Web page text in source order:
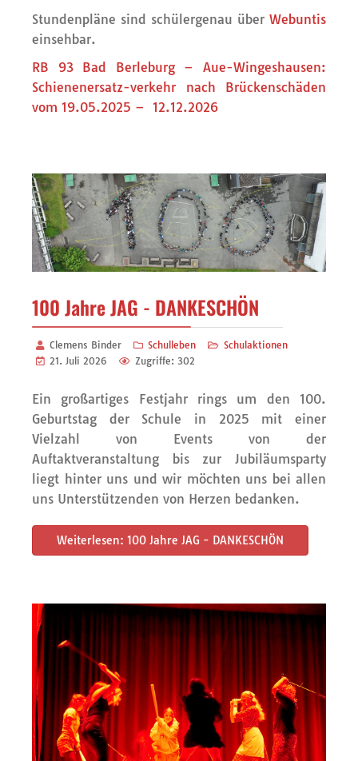
Stundenpläne sind schülergenau über Webuntis
einsehbar.
RB 93 Bad Berleburg – Aue-Wingeshausen:
Schienenersatz-verkehr nach Brückenschäden
vom 19.05.2025 – 12.12.2026
100 Jahre JAG - DANKESCHÖN
Clemens Binder Schulleben
Schulaktionen
21. Juli 2026
Zugriffe: 302
Ein großartiges Festjahr rings um den 100.
Geburtstag der Schule in 2025 mit einer
Vielzahl von Events von der
Auftaktveranstaltung bis zur Jubiläumsparty
liegt hinter uns und wir möchten uns bei allen
uns Unterstützenden von Herzen bedanken.
Weiterlesen: 100 Jahre JAG - DANKESCHÖN